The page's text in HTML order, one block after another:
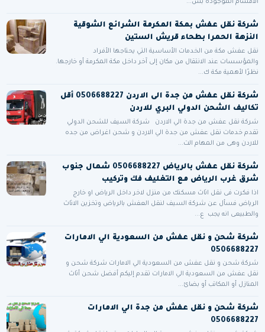
الاقسام الموجودة بش...
شركة نقل عفش بمكة المكرمة الشرائع الشوقية
النزهة الحمرا بطحاء قريش الستين
نقل عفش مكة من الخدمات الأساسية التي يحتاجها الأفراد
والمؤسسات عند الانتقال من مكان إلى آخر داخل مكة المكرمة أو خارجها.
نظرًا لأهمية مكة ك...
شركة نقل عفش من جدة الى الاردن 0506688227 أقل
تكاليف الشحن الدولي البري للاردن
شركة نقل عفش من جدة الي الاردن شركة السيف للشحن الدولي
تقدم خدمات نقل عفش من جدة الي الاردن و شحن اغراض من جده
للاردن وهى من المهام الت...
شركة نقل عفش بالرياض 0506688227 شمال جنوب
شرق غرب الرياض مع التغليف فك وتركيب
اذا فكرت فى نقل اثاث مسكنك من منزل لاخر داخل الرياض او خارج
الرياض فسأل عن شركة السيف لنقل العفش بالرياض وتخزين الاثاث
والطبيعى انه يجب ع...
شركة شحن و نقل عفش من السعودية الي الامارات
0506688227
شركة شحن و نقل عفش من السعودية الي الامارات شركة شحن و
نقل عفش من السعودية الي الامارات تقدم إليكم أفضل شحن أثاث
المنازل أو المكاتب أو بضائ...
شركة شحن و نقل عفش من جدة الي الامارات
0506688227